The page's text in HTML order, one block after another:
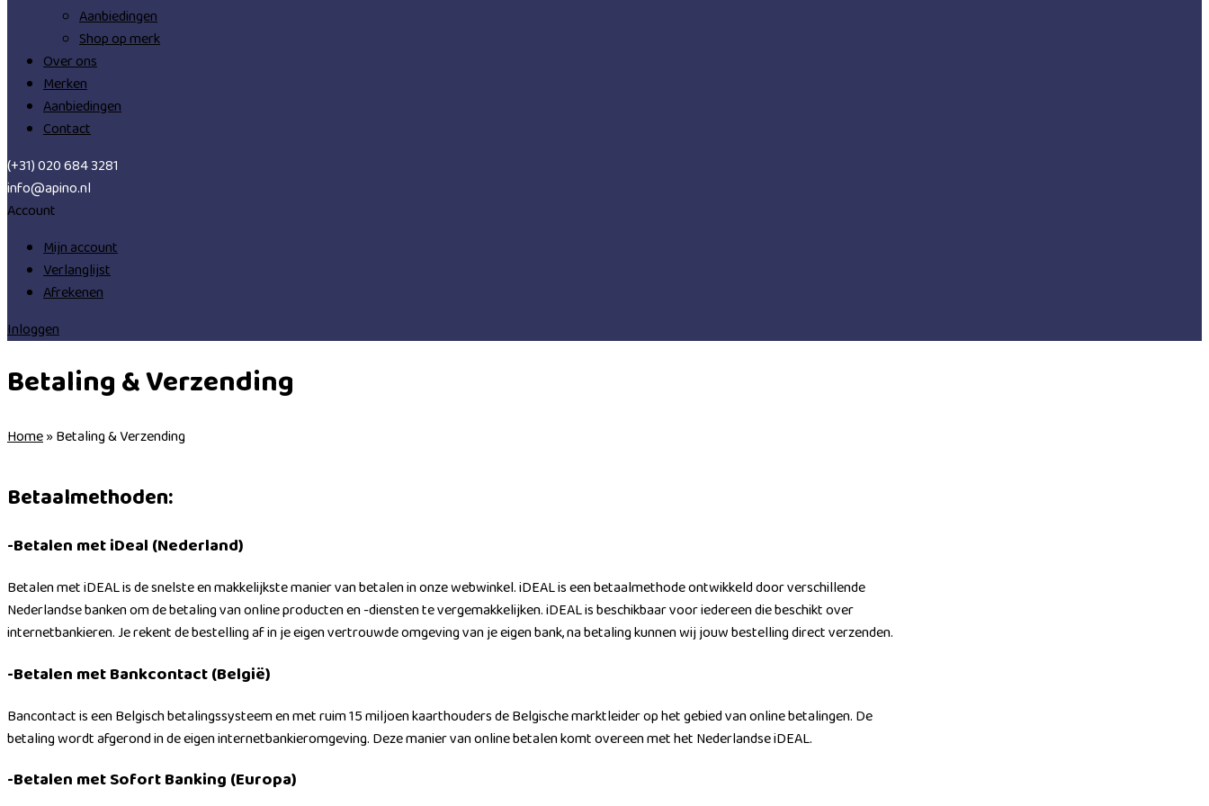
Aanbiedingen
Shop op merk
Over ons
Merken
Aanbiedingen
Contact
(+31) 020 684 3281
info@apino.nl
Account
Mijn account
Verlanglijst
Afrekenen
Inloggen
Betaling & Verzending
Home»Betaling & Verzending
Betaalmethoden:
-Betalen met iDeal (Nederland)
Betalen met iDEAL is de snelste en makkelijkste manier van betalen in onze webwinkel. iDEAL is een betaalmethode ontwikkeld door verschillende
Nederlandse banken om de betaling van online producten en -diensten te vergemakkelijken. iDEAL is beschikbaar voor iedereen die beschikt over
internetbankieren. Je rekent de bestelling af in je eigen vertrouwde omgeving van je eigen bank, na betaling kunnen wij jouw bestelling direct verzenden.
-Betalen met Bankcontact(België)
Bancontact is een Belgisch betalingssysteem en met ruim 15 miljoen kaarthouders de Belgische marktleider op het gebied van online betalingen. De
betaling wordt afgerond in de eigen internetbankieromgeving. Deze manier van online betalen komt overeen met het Nederlandse iDEAL.
-Betalen met Sofort Banking (Europa)